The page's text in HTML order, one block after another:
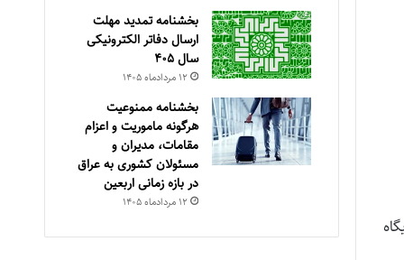
بخشنامه تمدید مهلت
ارسال دفاتر الکترونیکی
سال ۴۰۵
۱۲ مرداد‌ماه ۱۴۰۵
بخشنامه ممنوعیت
هرگونه ماموریت و اعزام
مقامات، مدیران و
مسئولان کشوری به عراق
در بازه زمانی اربعین
۱۲ مرداد‌ماه ۱۴۰۵